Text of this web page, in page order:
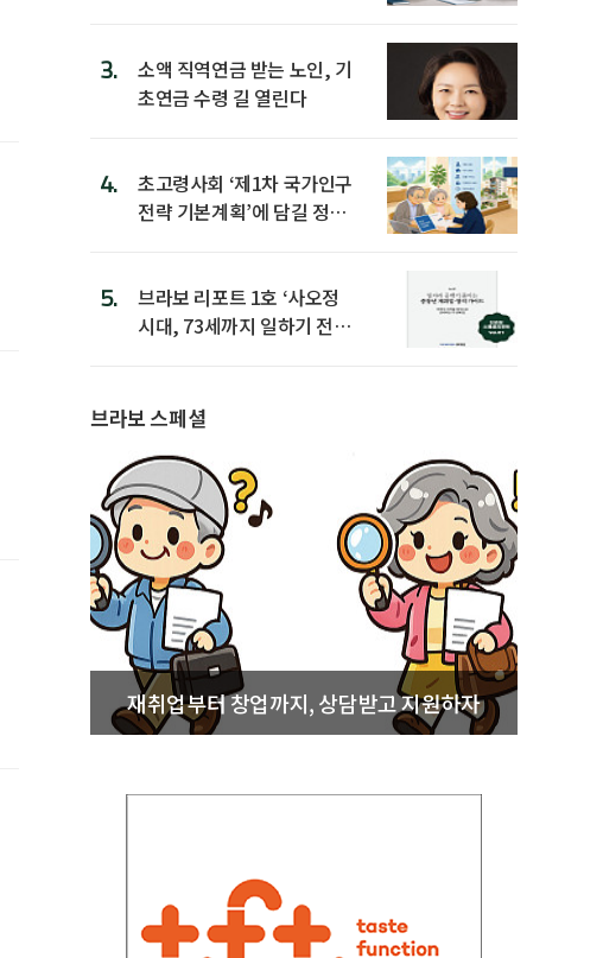
3.
소액 직역연금 받는 노인, 기
초연금 수령 길 열린다
4.
초고령사회 ‘제1차 국가인구
전략 기본계획’에 담길 정책
5.
브라보 리포트 1호 ‘사오정
시대, 73세까지 일하기 전략’
브라보 스페셜
재취업부터 창업까지, 상담받고 지원하자